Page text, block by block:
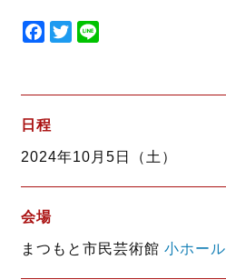
F
e
b
o
k
T
t
r
e
日程
2024年10月5日（土）
会場
まつもと市民芸術館 小ホール